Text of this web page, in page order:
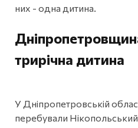
них - одна дитина.
трирічна дитина
У Дніпропетровській
перебували Нікопольський